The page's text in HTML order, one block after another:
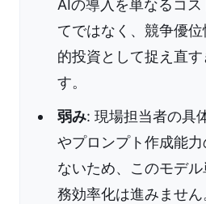
AIの導入を単なるコ
てではなく、競争優
的投資として捉え直
す。
弱み: 現場担当者の具
やプロンプト作成能
ないため、このモデ
務効率化は進みませ